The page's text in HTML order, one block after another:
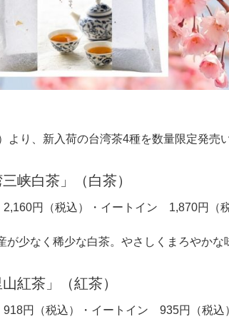
より、新入荷の台湾茶4種を数量限定発売
三峡白茶」（白茶）
円（税込）・イートイン 1,870円（
が少なく稀少な白茶。やさしくまろやかな
山紅茶」（紅茶）
円（税込）・イートイン 935円（税込